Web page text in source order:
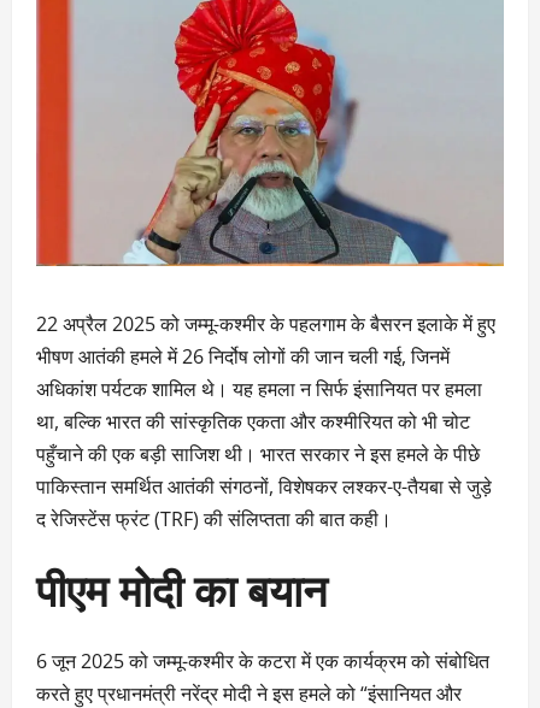
22 अप्रैल 2025 को जम्मू-कश्मीर के पहलगाम के बैसरन इलाके में हुए
भीषण आतंकी हमले में 26 निर्दोष लोगों की जान चली गई, जिनमें
अधिकांश पर्यटक शामिल थे। यह हमला न सिर्फ इंसानियत पर हमला
था, बल्कि भारत की सांस्कृतिक एकता और कश्मीरियत को भी चोट
पहुँचाने की एक बड़ी साजिश थी। भारत सरकार ने इस हमले के पीछे
पाकिस्तान समर्थित आतंकी संगठनों, विशेषकर लश्कर-ए-तैयबा से जुड़े
द रेजिस्टेंस फ्रंट (TRF) की संलिप्तता की बात कही।
पीएम मोदी का बयान
6 जून 2025 को जम्मू-कश्मीर के कटरा में एक कार्यक्रम को संबोधित
करते हुए प्रधानमंत्री नरेंद्र मोदी ने इस हमले को “इंसानियत और